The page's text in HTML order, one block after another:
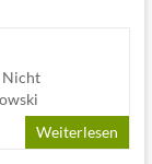
Nicht
Weiterlesen